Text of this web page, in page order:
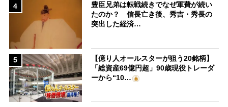
4
豊臣兄弟は転戦続きでなぜ軍費が続い
たのか？ 信長亡き後、秀吉・秀長の
突出した経済…
5
【億り人オールスターが狙う20銘柄】
「総資産69億円超」90歳現役トレーダ
ーから“10…